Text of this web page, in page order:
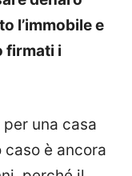
l’immobile e
firmati i
una casa
è ancora